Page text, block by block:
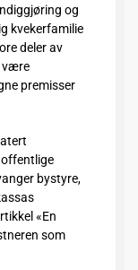
og
kvekerfamilie
deler av
være
premisser
bystyre,
«En
som